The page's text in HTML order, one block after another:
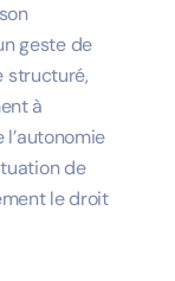
geste de
structuré,
à
l’autonomie
de
le droit